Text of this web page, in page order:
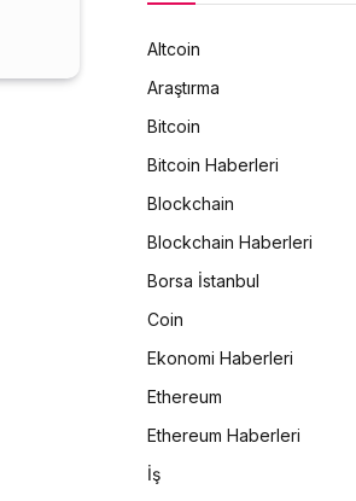
Altcoin
Araştırma
Bitcoin
Bitcoin Haberleri
Blockchain
Blockchain Haberleri
Borsa İstanbul
Coin
Ekonomi Haberleri
Ethereum
Ethereum Haberleri
İş